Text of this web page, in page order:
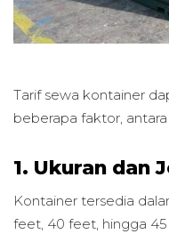
Tarif sewa kontainer
beberapa faktor, antara
1. Ukuran dan
Kontainer tersedia
feet, 40 feet, hingga